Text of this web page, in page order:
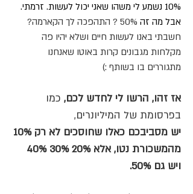
10% נשמע לי משהו שאני יכול לעשות. זרמתי.
אבל מה זה
50% ? התהפכה לך הקארמה?
חשבתי באנו לעשות חיים ושלא יהיו פה
מקלחות מגבונים קרות באוטו שאנחנו
מתגוררים בו בשותף :)
אז זהו, הרשו לי לחדש לכם, כמו
בפרסומת של המיליונרים,
יש מסביבכם כאלו שחוסכים לא רק 10%
מהמשכורת נטו, אלא 20% 30% 40%
ויש גם 50%.